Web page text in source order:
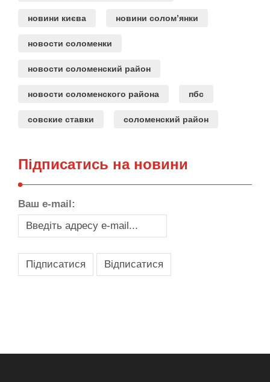
новини києва новини солом’янки
новости соломенки
новости соломенский район
новости соломенского района пбс
совские ставки соломенский район
Підписатись на новини
Ваш e-mail: